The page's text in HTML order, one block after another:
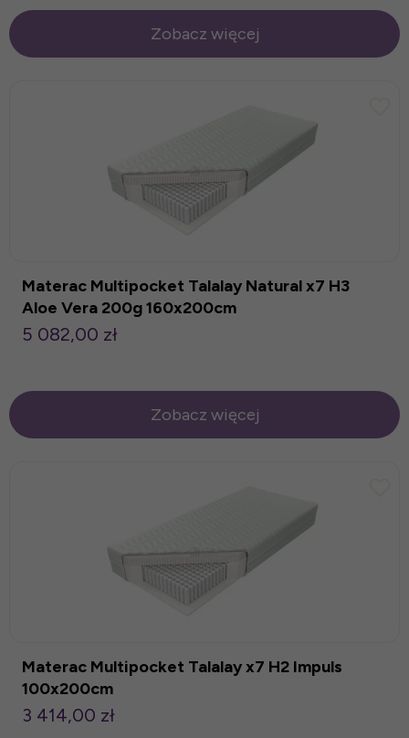
Zobacz więcej
Materac Multipocket Talalay Natural x7 H3
Aloe Vera 200g 160x200cm
5 082,00 zł
Zobacz więcej
Materac Multipocket Talalay x7 H2 Impuls
100x200cm
3 414,00 zł